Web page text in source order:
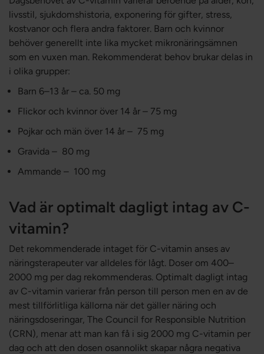
livsstil, sjukdomshistoria, exponering för gifter, stress,
kostvanor och flera andra faktorer. Barn och kvinnor
behöver generellt inte lika mycket mikronäringsämnen
som en vuxen man. Rekommenderat behov brukar delas in
i olika grupper:
Barn 6–13 år – ca. 50 mg
Flickor och kvinnor över 14 år – 75 mg
Pojkar och män över 14 år – 75 mg
Gravida – 80 mg
Ammande – 100 mg
Vad är optimalt dagligt intag av C-
vitamin?
Det rekommenderade intaget för C-vitamin anses av
näringsterapeuter var alldeles för lågt. Doser om 400–
2000 mg per dag rekommenderas. Optimalt dagligt intag
av C-vitamin varierar från person till person men en av de
mest tillförlitliga källorna när det gäller näring och
näringsdoseringar, The Council for Responsible Nutrition
(CRN), menar att man kan få i sig 2000 mg C-vitamin per
dag och att den dosen osannolikt skapar några negativa